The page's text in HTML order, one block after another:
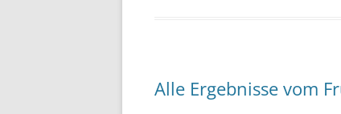
Alle Ergebnisse vom